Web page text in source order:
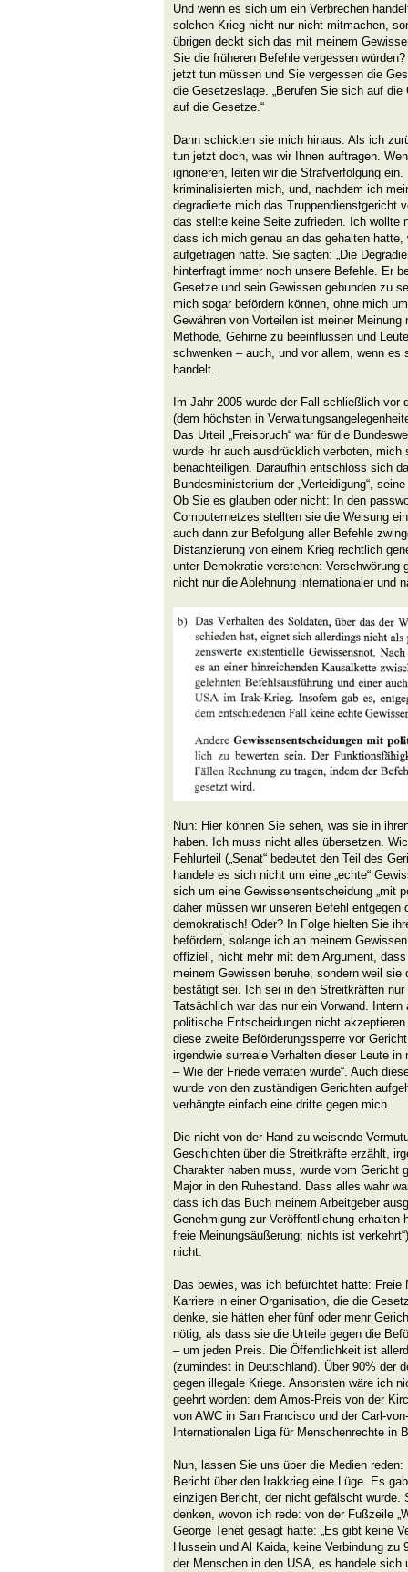
Und wenn es sich um ein Verbrechen
solchen Krieg nicht nur nicht mitmachen,
übrigen deckt sich das mit meinem
Sie die früheren Befehle vergessen
jetzt tun müssen und Sie vergessen die
die Gesetzeslage. „Berufen Sie sich auf die
auf die Gesetze.“
Dann schickten sie mich hinaus. Als ich
tun jetzt doch, was wir Ihnen auftragen.
ignorieren, leiten wir die Strafverfolgung
kriminalisierten mich, und, nachdem ich
degradierte mich das Truppendienstgericht
das stellte keine Seite zufrieden. Ich wollte
dass ich mich genau an das gehalten
aufgetragen hatte. Sie sagten: „Die
hinterfragt immer noch unsere Befehle. Er
Gesetze und sein Gewissen gebunden zu
mich sogar befördern können, ohne mich
Gewähren von Vorteilen ist meiner
Methode, Gehirne zu beeinflussen und
schwenken – auch, und vor allem, wenn es
handelt.
Im Jahr 2005 wurde der Fall schließlich vor
(dem höchsten in
Das Urteil „Freispruch“ war für die
wurde ihr auch ausdrücklich verboten, mich
benachteiligen. Daraufhin entschloss sich
Bundesministerium der „Verteidigung“,
Ob Sie es glauben oder nicht: In den
Computernetzes stellten sie die Weisung
auch dann zur Befolgung aller Befehle
Distanzierung von einem Krieg rechtlich
unter Demokratie verstehen: Verschwörung
nicht nur die Ablehnung internationaler und
Nun: Hier können Sie sehen, was sie in
haben. Ich muss nicht alles übersetzen.
Fehlurteil („Senat“ bedeutet den Teil des
handele es sich nicht um eine „echte“
sich um eine Gewissensentscheidung „mit
daher müssen wir unseren Befehl
demokratisch! Oder? In Folge hielten Sie
befördern, solange ich an meinem
offiziell, nicht mehr mit dem Argument,
meinem Gewissen beruhe, sondern weil sie
bestätigt sei. Ich sei in den Streitkräften nur
Tatsächlich war das nur ein Vorwand.
politische Entscheidungen nicht
diese zweite Beförderungssperre vor
irgendwie surreale Verhalten dieser Leute
– Wie der Friede verraten wurde“. Auch
wurde von den zuständigen Gerichten
verhängte einfach eine dritte gegen mich.
Die nicht von der Hand zu weisende
Geschichten über die Streitkräfte erzählt,
Charakter haben muss, wurde vom Gericht
Major in den Ruhestand. Dass alles wahr
dass ich das Buch meinem Arbeitgeber
Genehmigung zur Veröffentlichung erhalten
freie Meinungsäußerung; nichts ist
nicht.
Das bewies, was ich befürchtet hatte: Freie
Karriere in einer Organisation, die die
denke, sie hätten eher fünf oder mehr
nötig, als dass sie die Urteile gegen die
– um jeden Preis. Die Öffentlichkeit ist
(zumindest in Deutschland). Über 90% der
gegen illegale Kriege. Ansonsten wäre ich
geehrt worden: dem Amos-Preis von der
von AWC in San Francisco und der Carl-
Internationalen Liga für Menschenrechte in
Nun, lassen Sie uns über die Medien
Bericht über den Irakkrieg eine Lüge. Es
einzigen Bericht, der nicht gefälscht wurde.
denken, wovon ich rede: von der Fußzeile
George Tenet gesagt hatte: „Es gibt keine
Hussein und Al Kaida, keine Verbindung zu
der Menschen in den USA, es handele sich